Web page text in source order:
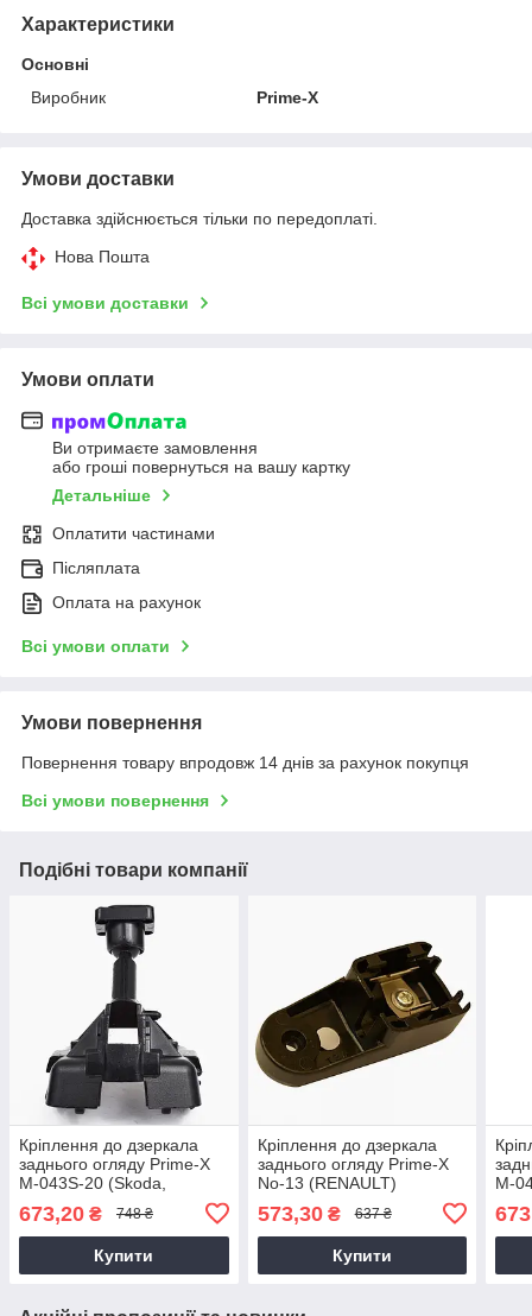
Характеристики
Основні
Виробник
Prime-X
Умови доставки
Доставка здійснюється тільки по передоплаті.
Нова Пошта
Всі умови доставки
Умови оплати
Ви отримаєте замовлення
або гроші повернуться на вашу картку
Детальніше
Оплатити частинами
Післяплата
Оплата на рахунок
Всі умови оплати
Умови повернення
Повернення товару впродовж 14 днів за рахунок покупця
Всі умови повернення
Подібні товари компанії
Кріплення до дзеркала
заднього огляду Prime-X
M-043S-20 (Skoda,
673,20 ₴ 748 ₴
Купити
Кріплення до дзеркала
заднього огляду Prime-X
No-13 (RENAULT)
573,30₴ 637 ₴
Купити
M-